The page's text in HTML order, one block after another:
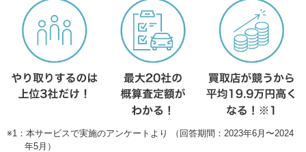
※1：本サービスで実施のアンケートより （回答期間：2023年6月〜2024
年5月）